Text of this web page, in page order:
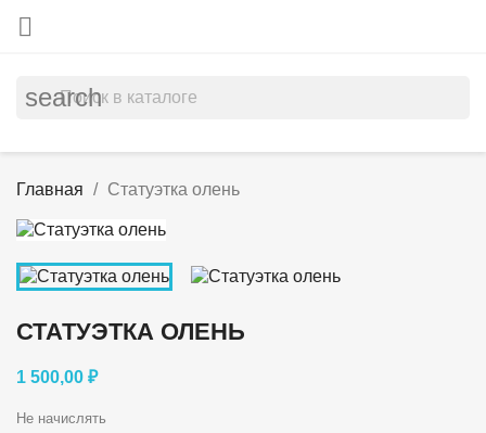

search
Главная Статуэтка олень
СТАТУЭТКА ОЛЕНЬ
1 500,00 ₽
Не начислять